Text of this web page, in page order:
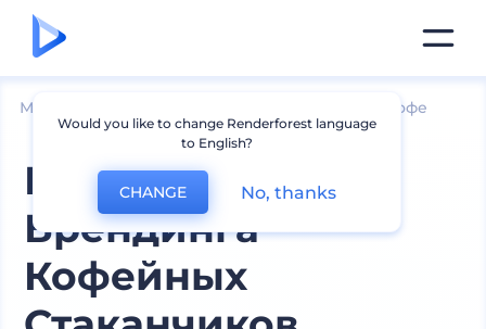
Мокапы Мокапы упаковок чая и кофе
Мокапы для
Брендинга
Кофейных
Would you like to change Renderforest language
to English?
CHANGE No, thanks